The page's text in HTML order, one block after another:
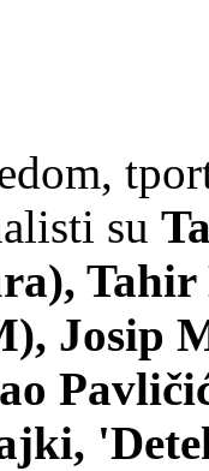
su
Josip